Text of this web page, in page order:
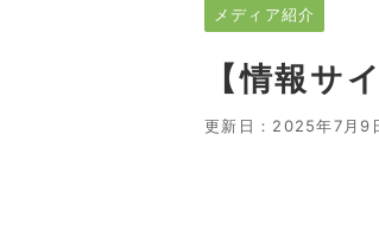
メディア紹介
【情報サ
更新日： 2025年7月9